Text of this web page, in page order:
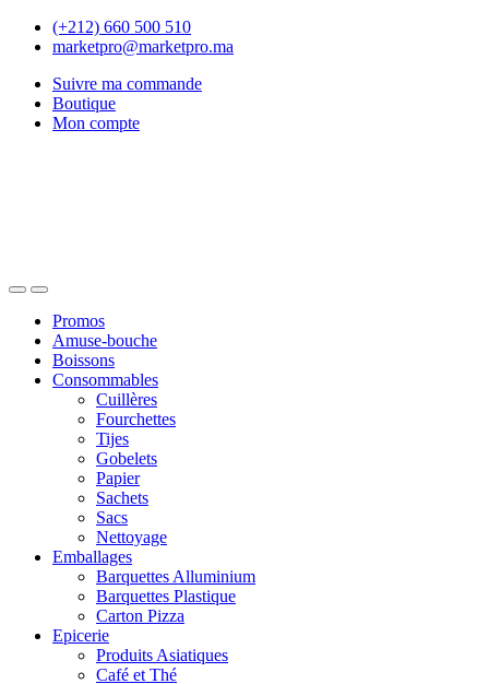
Skip
Skip
(+212) 660 500 510
marketpro@marketpro.ma
Suivre ma commande
Boutique
Mon compte
OpenClose
Promos
Amuse-bouche
Boissons
Consommables
Cuillères
Fourchettes
Tijes
Gobelets
Papier
Sachets
Sacs
Nettoyage
Emballages
Barquettes Alluminium
Barquettes Plastique
Carton Pizza
Epicerie
Produits Asiatiques
Café et Thé